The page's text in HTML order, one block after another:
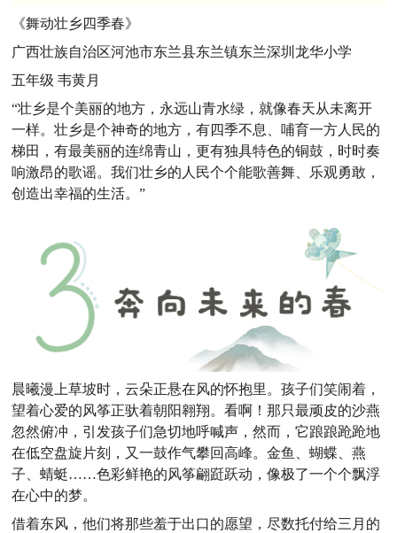
《舞动壮乡四季春》
广西壮族自治区河池市东兰县东兰镇东兰深圳龙华小学
五年级 韦黄月
“壮乡是个美丽的地方，永远山青水绿，就像春天从未离开
一样。壮乡是个神奇的地方，有四季不息、哺育一方人民的
梯田，有最美丽的连绵青山，更有独具特色的铜鼓，时时奏
响激昂的歌谣。我们壮乡的人民个个能歌善舞、乐观勇敢，
创造出幸福的生活。”
晨曦漫上草坡时，云朵正悬在风的怀抱里。孩子们笑闹着，
望着心爱的风筝正驮着朝阳翱翔。看啊！那只最顽皮的沙燕
忽然俯冲，引发孩子们急切地呼喊声，然而，它踉踉跄跄地
在低空盘旋片刻，又一鼓作气攀回高峰。金鱼、蝴蝶、燕
子、蜻蜓……色彩鲜艳的风筝翩跹跃动，像极了一个个飘浮
在心中的梦。
借着东风，他们将那些羞于出口的愿望，尽数托付给三月的